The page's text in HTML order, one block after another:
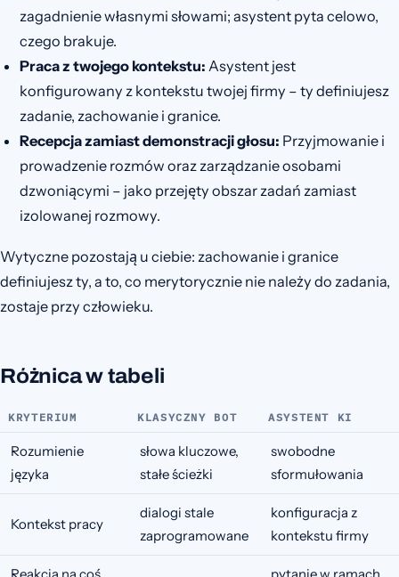
zagadnienie własnymi słowami; asystent pyta celowo,
czego brakuje.
Praca z twojego kontekstu: Asystent jest
konfigurowany z kontekstu twojej firmy – ty definiujesz
zadanie, zachowanie i granice.
Recepcja zamiast demonstracji głosu: Przyjmowanie i
prowadzenie rozmów oraz zarządzanie osobami
dzwoniącymi – jako przejęty obszar zadań zamiast
izolowanej rozmowy.
Wytyczne pozostają u ciebie: zachowanie i granice
definiujesz ty, a to, co merytorycznie nie należy do zadania,
zostaje przy człowieku.
Różnica w tabeli
KRYTERIUM KLASYCZNY BOT ASYSTENT KI
Rozumienie
języka
słowa kluczowe,
stałe ścieżki
swobodne
sformułowania
Kontekst pracy
dialogi stale
zaprogramowane
konfiguracja z
kontekstu firmy